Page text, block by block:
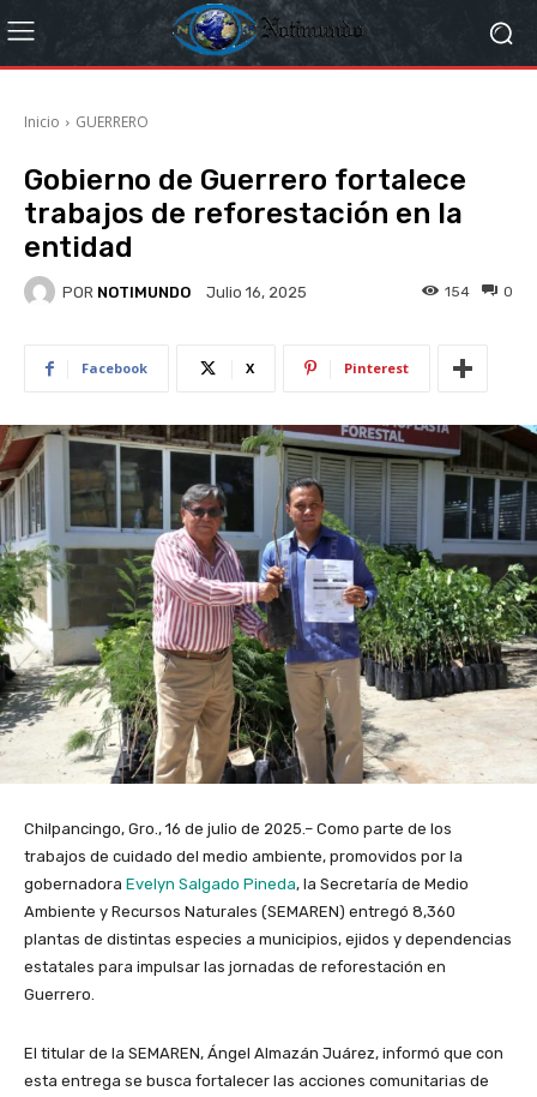
Inicio GUERRERO
Gobierno de Guerrero fortalece
trabajos de reforestación en la
entidad
POR NOTIMUNDO Julio 16, 2025 0
154
Facebook X Pinterest
Chilpancingo, Gro., 16 de julio de 2025.– Como parte de los
trabajos de cuidado del medio ambiente, promovidos por la
gobernadora Evelyn Salgado Pineda, la Secretaría de Medio
Ambiente y Recursos Naturales (SEMAREN) entregó 8,360
plantas de distintas especies a municipios, ejidos y dependencias
estatales para impulsar las jornadas de reforestación en
Guerrero.
El titular de la SEMAREN, Ángel Almazán Juárez, informó que con
esta entrega se busca fortalecer las acciones comunitarias de